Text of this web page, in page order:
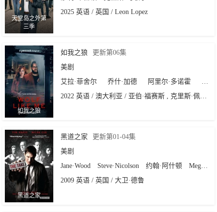
天堂岛之外第
三季
2025 英语 / 英国 / Leon Lopez
如我之狼
如我之狼
更新第06集
美剧
艾拉·菲舍尔
乔什·加德 阿里尔·多诺霍
2022 英语 / 澳大利亚 / 亚伯·福赛斯 , 克里斯·佩寇维
黑道之家
黑道之家
更新第01-04集
美剧
Jane·Wood
Steve·Nicolson 约翰·阿什顿
Megan·Jossa
2009 英语 / 英国 / 大卫·德鲁